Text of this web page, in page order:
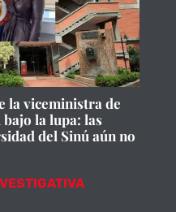
la viceministra de
bajo la lupa: las
del Sinú aún no